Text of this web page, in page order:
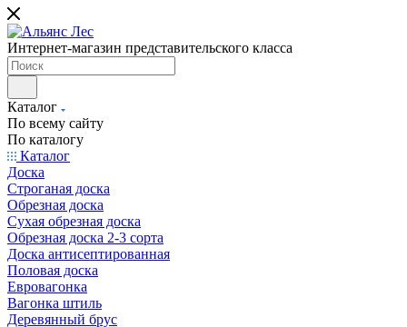
Интернет-магазин представительского класса
Каталог
По всему сайту
По каталогу
Каталог
Доска
Строганая доска
Обрезная доска
Сухая обрезная доска
Обрезная доска 2-3 сорта
Доска антисептированная
Половая доска
Евровагонка
Вагонка штиль
Деревянный брус